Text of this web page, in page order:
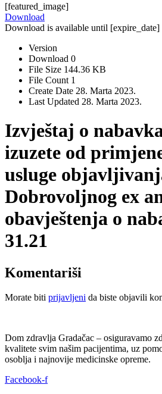
[featured_image]
Download
Download is available until [expire_date]
Version
Download 0
File Size 144.36 KB
File Count 1
Create Date 28. Marta 2023.
Last Updated 28. Marta 2023.
Izvještaj o
izuzete od
usluge
Dobrovoljnog ex
obavještenja o
31.21
Komentariši
Morate biti prijavljeni da biste objavili
Dom zdravlja Gradačac – osiguravamo
kvalitete svim našim pacijentima, uz
osoblja i najnovije medicinske opreme.
Facebook-f